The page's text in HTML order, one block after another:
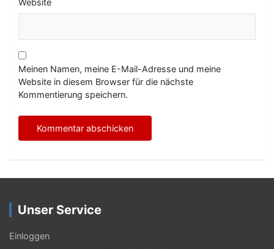
Website
Meinen Namen, meine E-Mail-Adresse und meine
Website in diesem Browser für die nächste
Kommentierung speichern.
Unser Service
Einloggen